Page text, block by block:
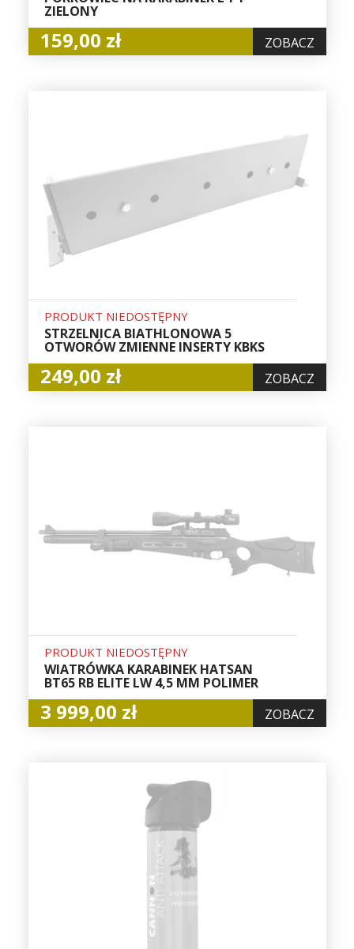
ZIELONY
159,00 zł ZOBACZ
PRODUKT NIEDOSTĘPNY
STRZELNICA BIATHLONOWA 5
OTWORÓW ZMIENNE INSERTY KBKS
249,00 zł ZOBACZ
PRODUKT NIEDOSTĘPNY
WIATRÓWKA KARABINEK HATSAN
BT65 RB ELITE LW 4,5 MM POLIMER
3 999,00 zł ZOBACZ